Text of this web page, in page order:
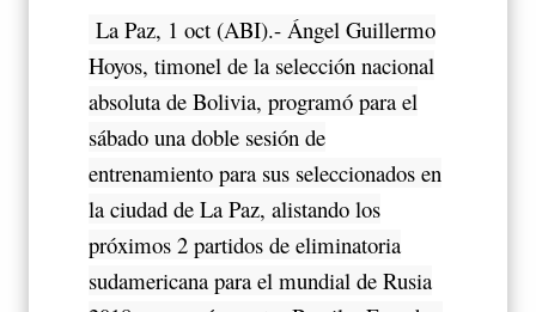
La Paz, 1 oct (ABI).- Ángel Guillermo
Hoyos, timonel de la selección nacional
absoluta de Bolivia, programó para el
sábado una doble sesión de
entrenamiento para sus seleccionados en
la ciudad de La Paz, alistando los
próximos 2 partidos de eliminatoria
sudamericana para el mundial de Rusia